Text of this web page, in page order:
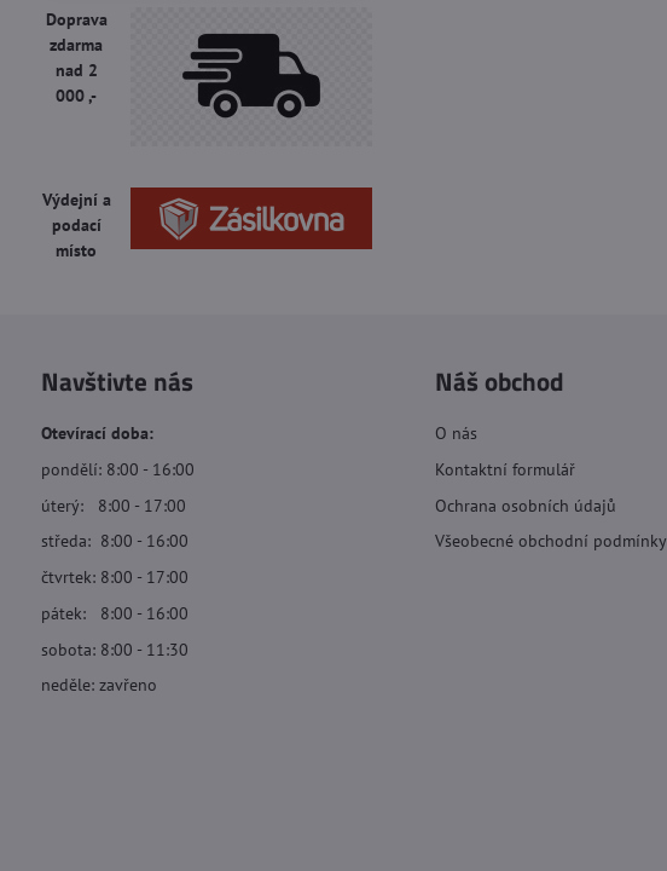
Doprava
zdarma
nad 2
000 ,-
Výdejní a
podací
místo
Navštivte nás
Otevírací doba:
pondělí: 8:00 - 16:00
úterý: 8:00 - 17:00
středa: 8:00 - 16:00
čtvrtek: 8:00 - 17:00
pátek: 8:00 - 16:00
sobota: 8:00 - 11:30
neděle: zavřeno
Náš obchod
O nás
Kontaktní formulář
Ochrana osobních údajů
Všeobecné obchodní podmínky